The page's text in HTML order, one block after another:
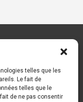
telles que les
Le fait de
telles que le
de ne pas consentir